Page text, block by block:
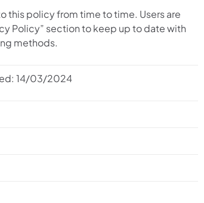
this policy from time to time. Users are
Policy” section to keep up to date with
methods.
14/03/2024